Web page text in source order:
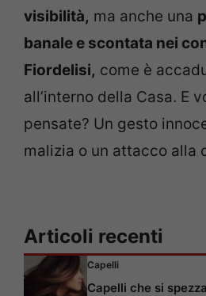
visibilità, ma anche una
banale e scontata nei
Fiordelisi, come è
all’interno della Casa. E
pensate? Un gesto
malizia o un attacco alla
Articoli recenti
Capelli
Capelli che si